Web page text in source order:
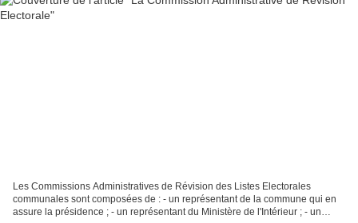
Les Commissions Administratives de Révision des Listes Electorales
communales sont composées de : - un représentant de la commune qui en
assure la présidence ; - un représentant du Ministère de l'Intérieur ; - un